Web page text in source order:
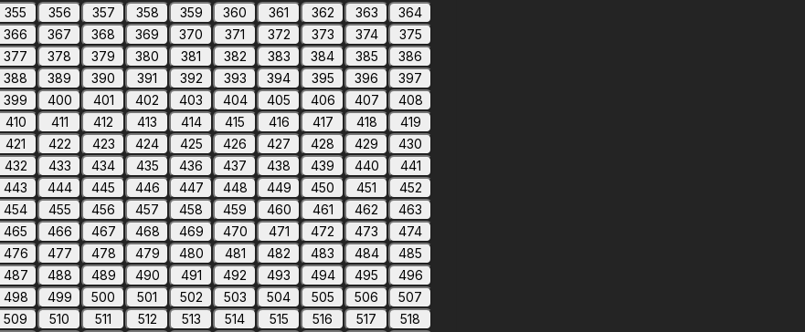
355 356 357 358 359 360 361 362 363
364
366 367 368 369 370 371 372 373 374
375
377 378 379 380 381 382 383 384 385
386
388 389 390 391 392 393 394 395 396
397
399 400 401 402 403 404 405 406 407
408
410 411 412 413 414 415 416 417 418
419
421 422 423 424 425 426 427 428 429
430
432 433 434 435 436 437 438 439 440
441
443 444 445 446 447 448 449 450 451
452
454 455 456 457 458 459 460 461 462
463
465 466 467 468 469 470 471 472 473
474
476 477 478 479 480 481 482 483 484
485
487 488 489 490 491 492 493 494 495
496
498 499 500 501 502 503 504 505 506
507
509 510 511 512 513 514 515 516 517
518